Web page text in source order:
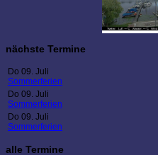
nächste Termine
Do 09. Juli
Sommerferien
Do 09. Juli
Sommerferien
Do 09. Juli
Sommerferien
alle Termine